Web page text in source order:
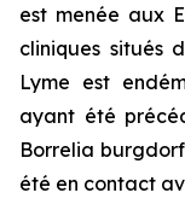
est menée aux
cliniques situés
Lyme est
ayant été
Borrelia
été en contact